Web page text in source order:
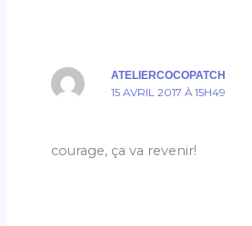
ATELIERCOCOPATCH
15 AVRIL 2017 À 15H49
courage, ça va revenir!